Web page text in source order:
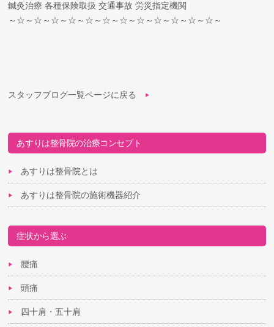
鍼灸治療 各種保険取扱 交通事故 労災指定機関
～☆～☆～☆～☆～☆～☆～☆～☆～☆～☆～☆～☆～
スタッフブログ一覧ページに戻る
あすりは整骨院の治療コンセプト
あすりは整骨院とは
あすりは整骨院の施術機器紹介
症状から選ぶ
腰痛
頭痛
四十肩・五十肩